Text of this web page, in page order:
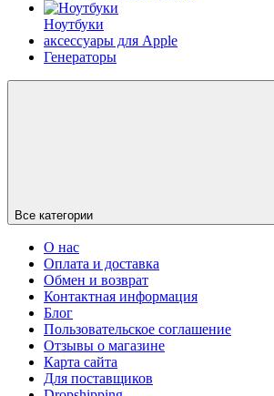
Ноутбуки
аксессуары для Apple
Генераторы
Все категории
О нас
Оплата и доставка
Обмен и возврат
Контактная информация
Блог
Пользовательское соглашение
Отзывы о магазине
Карта сайта
Для поставщиков